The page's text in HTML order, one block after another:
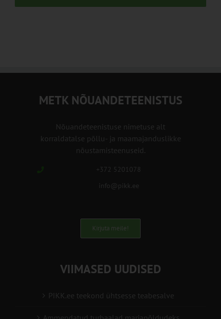
METK NÕUANDETEENISTUS
Nõuandeteenistuse nimetuse alt
korraldatalse põllu- ja maamajanduslikke
nõustamisteenuseid.
+372 5201078
info@pikk.ee
Kirjuta meile!
VIIMASED UUDISED
PIKK.ee teekond ühtsesse teabesalve